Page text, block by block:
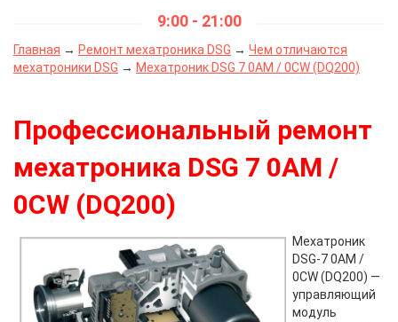
9:00 - 21:00
Главная → Ремонт мехатроника DSG → Чем отличаются
мехатроники DSG → Мехатроник DSG 7 0AM / 0CW (DQ200)
Профессиональный ремонт
мехатроника DSG 7 0AM /
0CW (DQ200)
Мехатроник
DSG-7 0AM /
0CW (DQ200) —
управляющий
модуль